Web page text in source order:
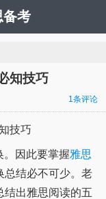
备考
知技巧
1条评论
技巧
。因此要掌握雅思
总结必不可少。老
结出雅思阅读的五